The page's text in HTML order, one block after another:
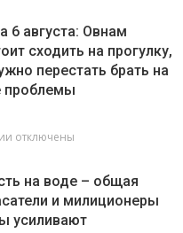
проводит
конкурс,
посвящённый
110-
милиции
6 августа: Овнам
сходить на прогулку,
перестать брать на
проблемы
к
на
6
августа:
отключены
на воде – общая
и милиционеры
усиливают